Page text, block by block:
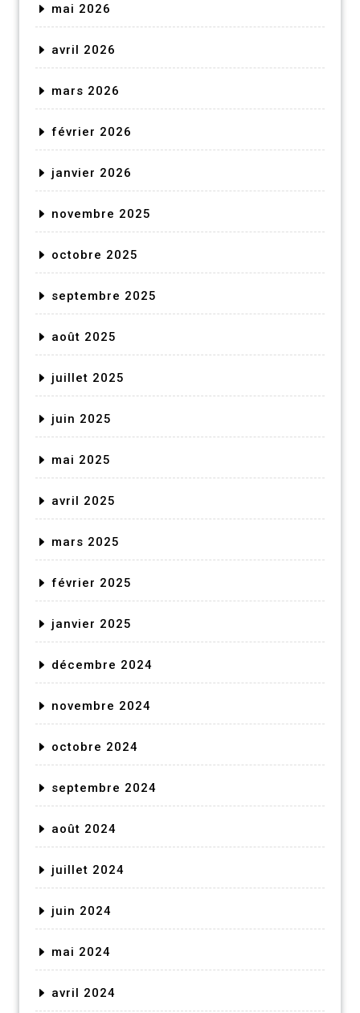
mai 2026
avril 2026
mars 2026
février 2026
janvier 2026
novembre 2025
octobre 2025
septembre 2025
août 2025
juillet 2025
juin 2025
mai 2025
avril 2025
mars 2025
février 2025
janvier 2025
décembre 2024
novembre 2024
octobre 2024
septembre 2024
août 2024
juillet 2024
juin 2024
mai 2024
avril 2024